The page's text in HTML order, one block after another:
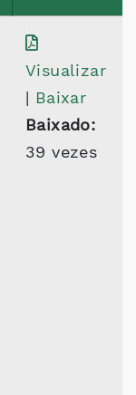
Visualizar
| Baixar
Baixado:
39 vezes